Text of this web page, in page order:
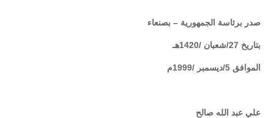
صدر برئاسة الجمهورية – بصنعاء
بتاريخ 27/شعبان /1420هـ
الموافق 5/ديسمبر /1999م
علي عبد الله صالح